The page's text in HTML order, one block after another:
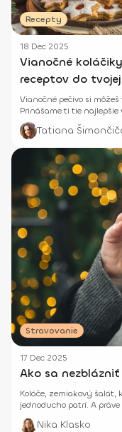
Recepty
18 Dec 2025
Vianočné
receptov do
Vianočné pečivo si
Prinášame ti tie
Tatiana
Stravovanie
17 Dec 2025
Ako sa
Koláče, zemiakový šalát,
jednoducho patrí. A
jeme inak než zvyčajne.
Nika Klasko